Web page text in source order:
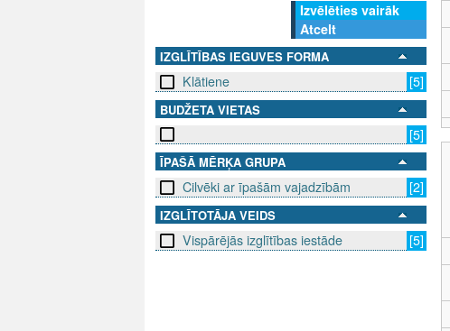
Izvēlēties vairāk
Atcelt
IZGLĪTĪBAS IEGUVES FORMA
Klātiene [5]
BUDŽETA VIETAS
[5]
ĪPAŠĀ MĒRĶA GRUPA
Cilvēki ar īpašām vajadzībām [2]
IZGLĪTOTĀJA VEIDS
Vispārējās izglītības iestāde [5]